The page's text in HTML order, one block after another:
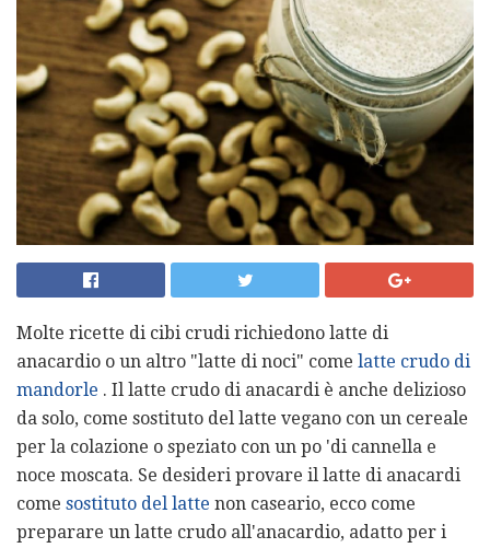
Molte ricette di cibi crudi richiedono latte di
anacardio o un altro "latte di noci" come latte crudo di
mandorle . Il latte crudo di anacardi è anche delizioso
da solo, come sostituto del latte vegano con un cereale
per la colazione o speziato con un po 'di cannella e
noce moscata. Se desideri provare il latte di anacardi
come sostituto del latte non caseario, ecco come
preparare un latte crudo all'anacardio, adatto per i